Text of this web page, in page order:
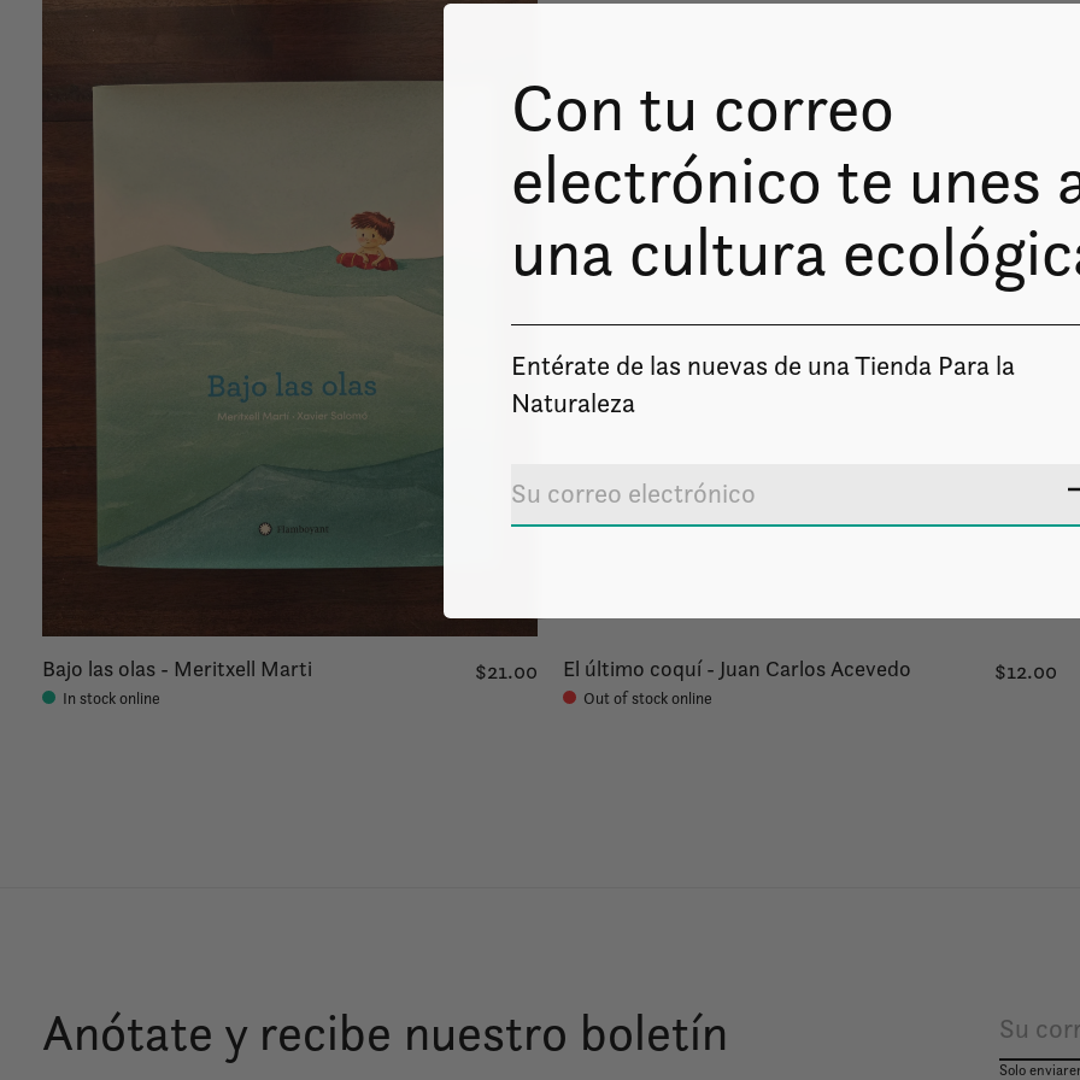
Bajo las olas - Meritxell Marti
In stock online
$21.00 El último coquí - Juan Carlos Acevedo
Out of stock online
$12.00
Anótate y recibe nuestro boletín
Solo
Con tu correo
electrónico te unes
una cultura
Entérate de las nuevas de una Tienda Para la
Naturaleza